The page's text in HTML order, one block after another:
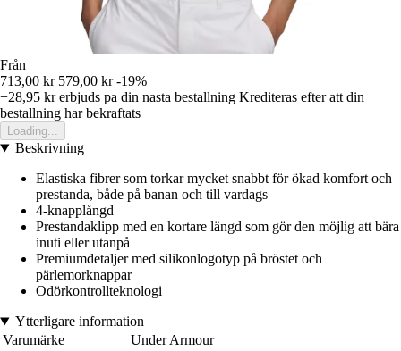
Från
713,00 kr 579,00 kr -19%
+28,95 krerbjuds pa din nasta bestallning Krediteras efter att din
bestallning har bekraftats
Loading...
Beskrivning
Elastiska fibrer som torkar mycket snabbt för ökad komfort och
prestanda, både på banan och till vardags
4-knapplångd
Prestandaklipp med en kortare längd som gör den möjlig att bära
inuti eller utanpå
Premiumdetaljer med silikonlogotyp på bröstet och
pärlemorknappar
Odörkontrollteknologi
Ytterligare information
Varumärke
Under Armour